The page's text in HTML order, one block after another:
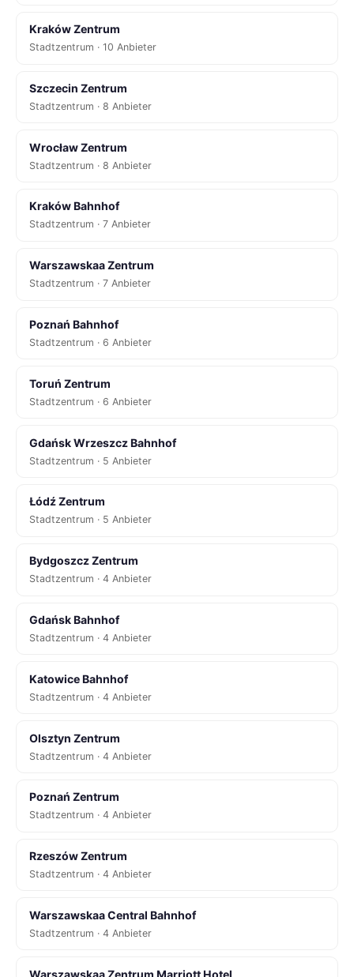
Kraków Zentrum
Stadtzentrum · 10 Anbieter
Szczecin Zentrum
Stadtzentrum · 8 Anbieter
Wrocław Zentrum
Stadtzentrum · 8 Anbieter
Kraków Bahnhof
Stadtzentrum · 7 Anbieter
Warszawskaa Zentrum
Stadtzentrum · 7 Anbieter
Poznań Bahnhof
Stadtzentrum · 6 Anbieter
Toruń Zentrum
Stadtzentrum · 6 Anbieter
Gdańsk Wrzeszcz Bahnhof
Stadtzentrum · 5 Anbieter
Łódź Zentrum
Stadtzentrum · 5 Anbieter
Bydgoszcz Zentrum
Stadtzentrum · 4 Anbieter
Gdańsk Bahnhof
Stadtzentrum · 4 Anbieter
Katowice Bahnhof
Stadtzentrum · 4 Anbieter
Olsztyn Zentrum
Stadtzentrum · 4 Anbieter
Poznań Zentrum
Stadtzentrum · 4 Anbieter
Rzeszów Zentrum
Stadtzentrum · 4 Anbieter
Warszawskaa Central Bahnhof
Stadtzentrum · 4 Anbieter
Warszawskaa Zentrum Marriott Hotel